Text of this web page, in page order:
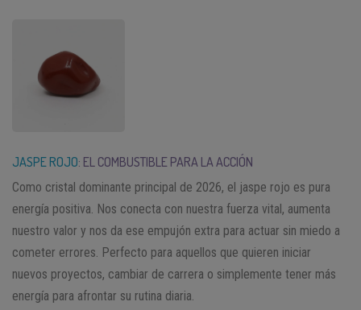
JASPE ROJO: EL COMBUSTIBLE PARA LA ACCIÓN
Como cristal dominante principal de 2026, el jaspe rojo es pura
energía positiva. Nos conecta con nuestra fuerza vital, aumenta
nuestro valor y nos da ese empujón extra para actuar sin miedo a
cometer errores. Perfecto para aquellos que quieren iniciar
nuevos proyectos, cambiar de carrera o simplemente tener más
energía para afrontar su rutina diaria.